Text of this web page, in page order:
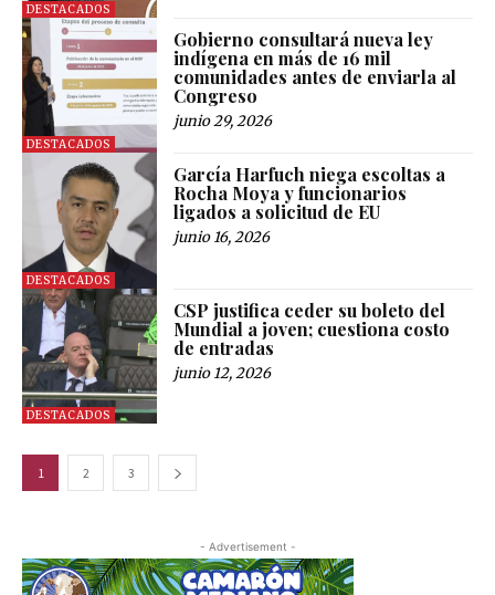
DESTACADOS
DESTACADOS
Gobierno consultará nueva ley
indígena en más de 16 mil
comunidades antes de enviarla al
Congreso
junio 29, 2026
DESTACADOS
García Harfuch niega escoltas a
Rocha Moya y funcionarios
ligados a solicitud de EU
junio 16, 2026
DESTACADOS
CSP justifica ceder su boleto del
Mundial a joven; cuestiona costo
de entradas
junio 12, 2026
1 2 3
- Advertisement -